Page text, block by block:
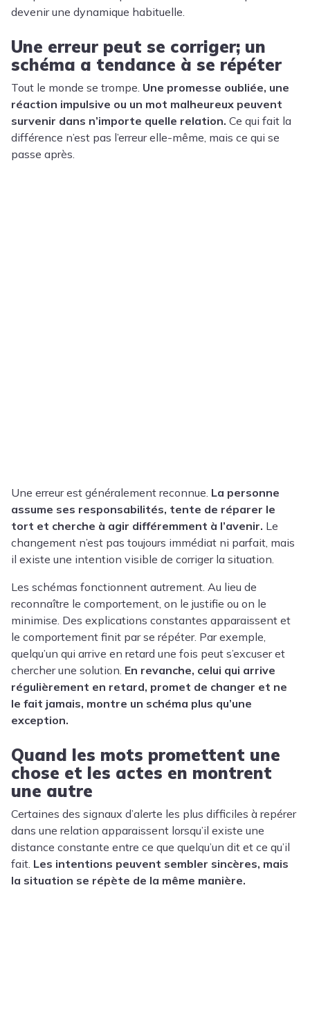
devenir une dynamique habituelle.
Une erreur peut se corriger; un
schéma a tendance à se répéter
Tout le monde se trompe. Une promesse oubliée, une
réaction impulsive ou un mot malheureux peuvent
survenir dans n’importe quelle relation. Ce qui fait la
différence n’est pas l’erreur elle-même, mais ce qui se
passe après.
Une erreur est généralement reconnue. La personne
assume ses responsabilités, tente de réparer le
tort et cherche à agir différemment à l’avenir. Le
changement n’est pas toujours immédiat ni parfait, mais
il existe une intention visible de corriger la situation.
Les schémas fonctionnent autrement. Au lieu de
reconnaître le comportement, on le justifie ou on le
minimise. Des explications constantes apparaissent et
le comportement finit par se répéter. Par exemple,
quelqu’un qui arrive en retard une fois peut s’excuser et
chercher une solution. En revanche, celui qui arrive
régulièrement en retard, promet de changer et ne
le fait jamais, montre un schéma plus qu’une
exception.
Quand les mots promettent une
chose et les actes en montrent
une autre
Certaines des signaux d’alerte les plus difficiles à repérer
dans une relation apparaissent lorsqu’il existe une
distance constante entre ce que quelqu’un dit et ce qu’il
fait. Les intentions peuvent sembler sincères, mais
la situation se répète de la même manière.